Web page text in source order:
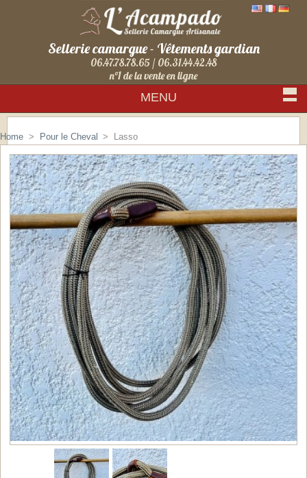
Sellerie camargue - Vêtements gardian
06.47.78.78.65 / 06.31.44.42.48
n°1 de la vente en ligne
MENU
Home > Pour le Cheval > Lasso